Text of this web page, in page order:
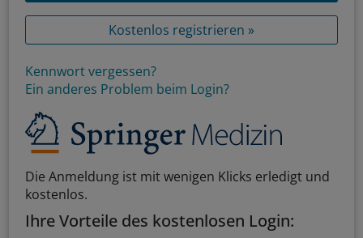
Kostenlos registrieren »
Kennwort vergessen?
Ein anderes Problem beim Login?
Die Anmeldung ist mit wenigen Klicks erledigt und
kostenlos.
Ihre Vorteile des kostenlosen Login: